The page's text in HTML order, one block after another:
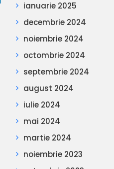
ianuarie 2025
decembrie 2024
noiembrie 2024
octombrie 2024
septembrie 2024
august 2024
iulie 2024
mai 2024
martie 2024
noiembrie 2023